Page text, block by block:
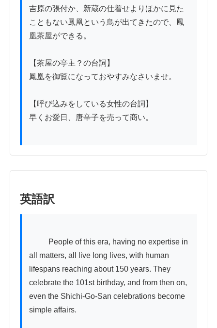
吉原の張付か、新蔵の仕着せよりほかに見た
こともない鳳凰という鳥が出てきたので、鳳
凰茶屋ができる。
【茶屋の亭主？の台詞】
鳳凰を御覧になっておやすみなさいませ。
【呼び込みをしている女性の台詞】
早くお愛日、唐辛子を売って商い。
英語訳
all matters, all live long lives, with human
lifespans reaching about 150 years. They
celebrate the 101st birthday, and from then on,
even the Shichi-Go-San celebrations become
simple affairs.